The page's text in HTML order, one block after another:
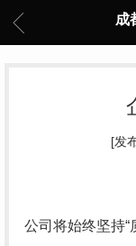
成
[发
公司将始终坚持“